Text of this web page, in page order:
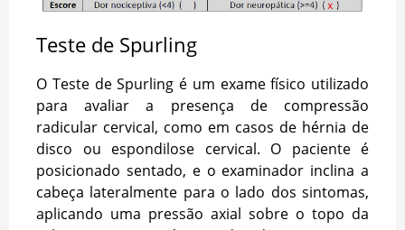
Teste de Spurling
O Teste de Spurling é um exame físico utilizado
para avaliar a presença de compressão
radicular cervical, como em casos de hérnia de
disco ou espondilose cervical. O paciente é
posicionado sentado, e o examinador inclina a
cabeça lateralmente para o lado dos sintomas,
aplicando uma pressão axial sobre o topo da